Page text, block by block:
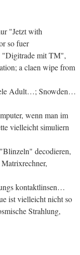
"Jetzt with
so fuer
"Digitrade mit TM",
a claen wipe from
Adult…; Snowden…
wenn man im
vielleicht simuliern
decodieren,
kontaktlinsen…
ist vielleicht nicht so
Strahlung,